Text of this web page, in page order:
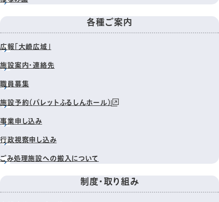
各種ご案内
広報「大崎広域」
施設案内・連絡先
職員募集
施設予約（パレットふるしんホール）
事業申し込み
行政視察申し込み
ごみ処理施設への搬入について
制度・取り組み